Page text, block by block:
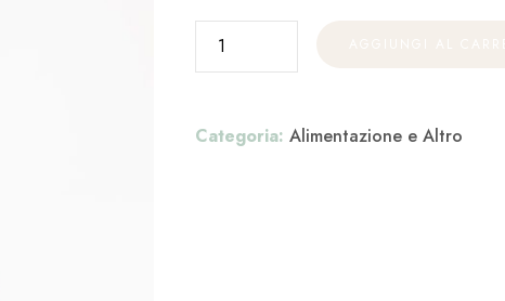
Categoria: Alimentazione e Altro